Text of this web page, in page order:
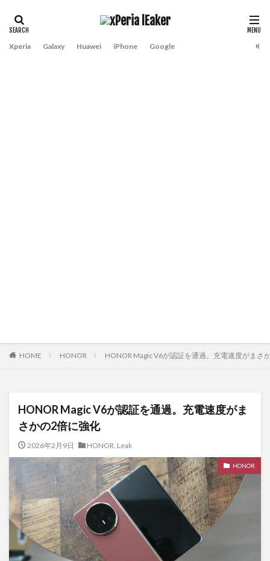
Xperia Galaxy Huawei iPhone Google
HOME HONOR HONOR Magic V6が認証を通過。充電速度がまさ
HONOR Magic V6が認証を通過。充電速度がま
さかの2倍に強化
2026年2月9日 HONOR, Leak
HONOR